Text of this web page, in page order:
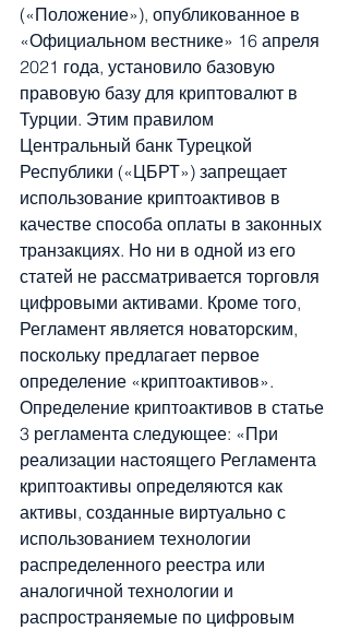
(«Положение»), опубликованное в
«Официальном вестнике» 16 апреля
2021 года, установило базовую
правовую базу для криптовалют в
Турции. Этим правилом
Центральный банк Турецкой
Республики («ЦБРТ») запрещает
использование криптоактивов в
качестве способа оплаты в законных
транзакциях. Но ни в одной из его
статей не рассматривается торговля
цифровыми активами. Кроме того,
Регламент является новаторским,
поскольку предлагает первое
определение «криптоактивов».
Определение криптоактивов в статье
3 регламента следующее: «При
реализации настоящего Регламента
криптоактивы определяются как
активы, созданные виртуально с
использованием технологии
распределенного реестра или
аналогичной технологии и
распространяемые по цифровым